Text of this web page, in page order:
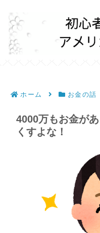
ホーム お金の話
4000万もお金が
くすよな！